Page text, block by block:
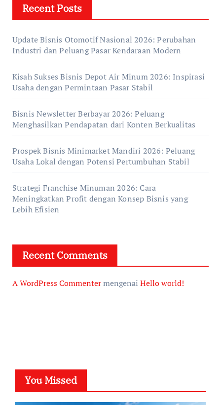
Recent Posts
Update Bisnis Otomotif Nasional 2026: Perubahan
Industri dan Peluang Pasar Kendaraan Modern
Kisah Sukses Bisnis Depot Air Minum 2026: Inspirasi
Usaha dengan Permintaan Pasar Stabil
Bisnis Newsletter Berbayar 2026: Peluang
Menghasilkan Pendapatan dari Konten Berkualitas
Prospek Bisnis Minimarket Mandiri 2026: Peluang
Usaha Lokal dengan Potensi Pertumbuhan Stabil
Strategi Franchise Minuman 2026: Cara
Meningkatkan Profit dengan Konsep Bisnis yang
Lebih Efisien
Recent Comments
A WordPress Commentermengenai Hello world!
You Missed